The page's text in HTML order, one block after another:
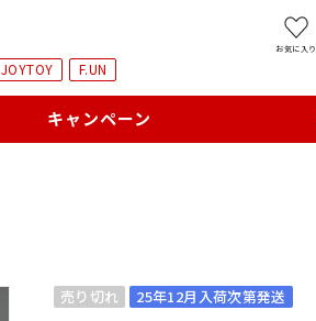
JOYTOY F.UN
お気に入り
キャンペーン
売り切れ 25年12月入荷次第発送